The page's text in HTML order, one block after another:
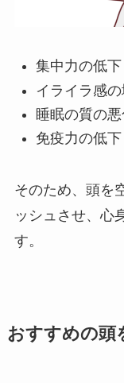
集中力の低下
イライラ感の
睡眠の質の
免疫力の低下
そのため、頭を
ッシュさせ、心
す。
おすすめの頭